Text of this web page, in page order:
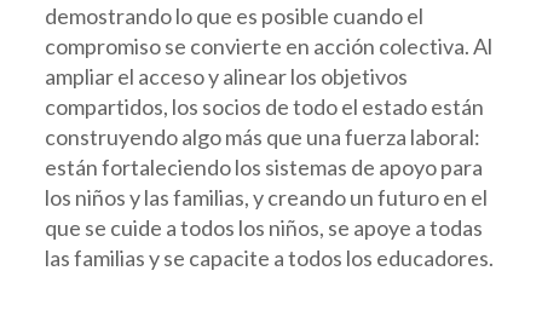
demostrando lo que es posible cuando el
compromiso se convierte en acción colectiva. Al
ampliar el acceso y alinear los objetivos
compartidos, los socios de todo el estado están
construyendo algo más que una fuerza laboral:
están fortaleciendo los sistemas de apoyo para
los niños y las familias, y creando un futuro en el
que se cuide a todos los niños, se apoye a todas
las familias y se capacite a todos los educadores.